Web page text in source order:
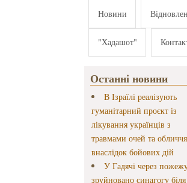
Новини
"Хадашот"
Останні новини
В Ізраїлі реалізують
гуманітарний проєкт із
лікування українців з
травмами очей та обличчя
внаслідок бойових дій
У Гадячі через
зруйновано синагогу біля